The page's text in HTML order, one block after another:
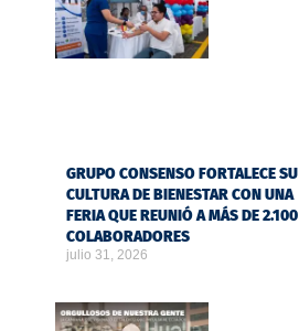
GRUPO CONSENSO FORTALECE SU
CULTURA DE BIENESTAR CON UNA
FERIA QUE REUNIÓ A MÁS DE 2.100
COLABORADORES
julio 31, 2026